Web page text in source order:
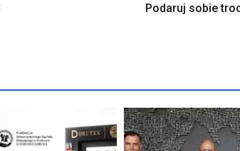
Podaruj sobie